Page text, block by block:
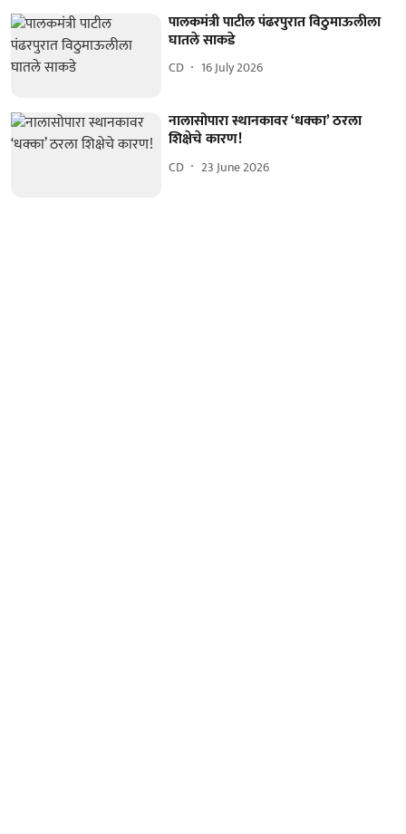
पालकमंत्री पाटील पंढरपुरात विठुमाऊलीला
घातले साकडे
CD 16 July 2026
नालासोपारा स्थानकावर ‘धक्का’ ठरला
शिक्षेचे कारण!
CD 23 June 2026